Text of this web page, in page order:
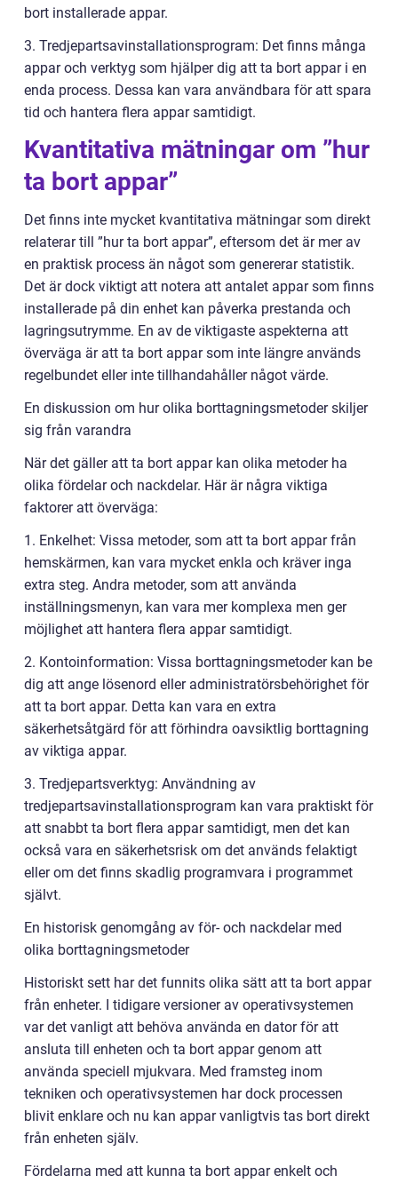
bort installerade appar.
3. Tredjepartsavinstallationsprogram: Det finns många
appar och verktyg som hjälper dig att ta bort appar i en
enda process. Dessa kan vara användbara för att spara
tid och hantera flera appar samtidigt.
Kvantitativa mätningar om ”hur
ta bort appar”
Det finns inte mycket kvantitativa mätningar som direkt
relaterar till ”hur ta bort appar”, eftersom det är mer av
en praktisk process än något som genererar statistik.
Det är dock viktigt att notera att antalet appar som finns
installerade på din enhet kan påverka prestanda och
lagringsutrymme. En av de viktigaste aspekterna att
överväga är att ta bort appar som inte längre används
regelbundet eller inte tillhandahåller något värde.
En diskussion om hur olika borttagningsmetoder skiljer
sig från varandra
När det gäller att ta bort appar kan olika metoder ha
olika fördelar och nackdelar. Här är några viktiga
faktorer att överväga:
1. Enkelhet: Vissa metoder, som att ta bort appar från
hemskärmen, kan vara mycket enkla och kräver inga
extra steg. Andra metoder, som att använda
inställningsmenyn, kan vara mer komplexa men ger
möjlighet att hantera flera appar samtidigt.
2. Kontoinformation: Vissa borttagningsmetoder kan be
dig att ange lösenord eller administratörsbehörighet för
att ta bort appar. Detta kan vara en extra
säkerhetsåtgärd för att förhindra oavsiktlig borttagning
av viktiga appar.
3. Tredjepartsverktyg: Användning av
tredjepartsavinstallationsprogram kan vara praktiskt för
att snabbt ta bort flera appar samtidigt, men det kan
också vara en säkerhetsrisk om det används felaktigt
eller om det finns skadlig programvara i programmet
självt.
En historisk genomgång av för- och nackdelar med
olika borttagningsmetoder
Historiskt sett har det funnits olika sätt att ta bort appar
från enheter. I tidigare versioner av operativsystemen
var det vanligt att behöva använda en dator för att
ansluta till enheten och ta bort appar genom att
använda speciell mjukvara. Med framsteg inom
tekniken och operativsystemen har dock processen
blivit enklare och nu kan appar vanligtvis tas bort direkt
från enheten själv.
Fördelarna med att kunna ta bort appar enkelt och